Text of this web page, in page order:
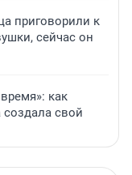
приговорили к
сейчас он
как
создала свой